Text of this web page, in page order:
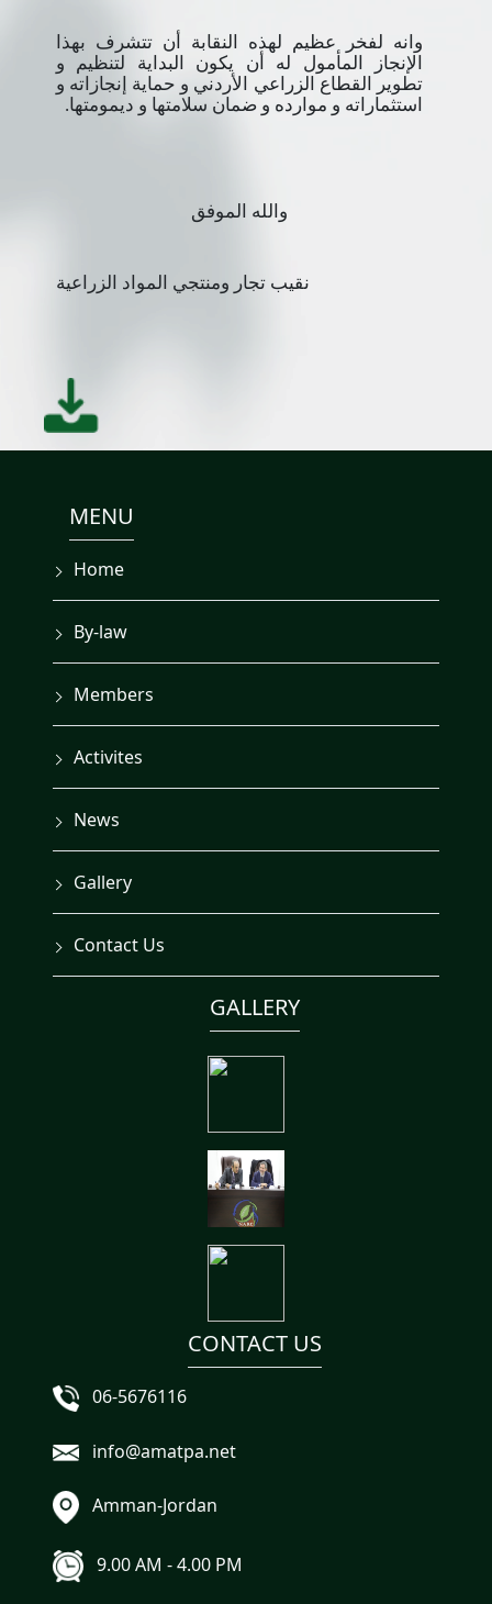
وانه لفخر عظيم لهذه النقابة أن تتشرف بهذا
الإنجاز المأمول له أن يكون البداية لتنظيم و
تطوير القطاع الزراعي الأردني و حماية إنجازاته و
استثماراته و موارده و ضمان سلامتها و ديمومتها.
والله الموفق
نقيب تجار ومنتجي المواد الزراعية
MENU
Home
By-law
Members
Activites
News
Gallery
Contact Us
GALLERY
CONTACT US
06-5676116
info@amatpa.net
Amman-Jordan
9.00 AM - 4.00 PM